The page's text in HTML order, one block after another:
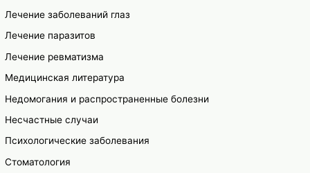
Лечение заболеваний глаз
Лечение паразитов
Лечение ревматизма
Медицинская литература
Недомогания и распространенные болезни
Несчастные случаи
Психологические заболевания
Стоматология